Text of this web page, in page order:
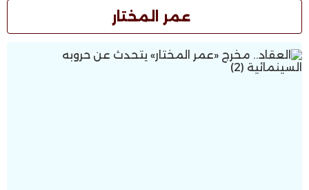
عمر المختار